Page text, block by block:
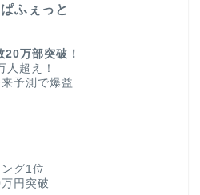
ふぇっと
万部突破！
人超え！
予測で爆益
グ1位
円突破